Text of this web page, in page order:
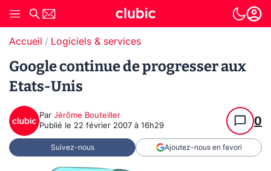
Accueil Logiciels & services
Google continue de progresser aux
Etats-Unis
Par Jérôme Bouteiller
Publié le 22 février 2007 à 16h29 0
Suivez-nous Ajoutez-nous en favori